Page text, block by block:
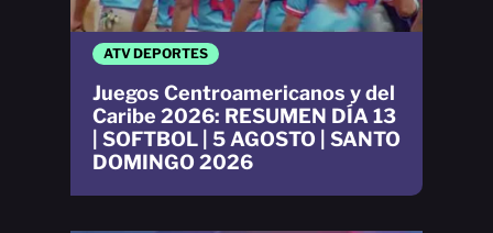
ATV DEPORTES
Juegos Centroamericanos y del
Caribe 2026: RESUMEN DÍA 13
| SOFTBOL | 5 AGOSTO | SANTO
DOMINGO 2026